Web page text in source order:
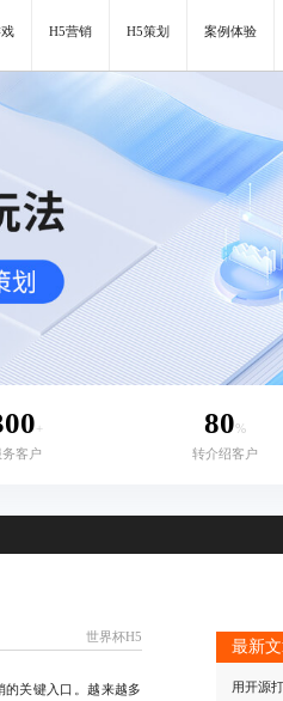
H5营销 H5策划 案例体验
+
务客户
80%
转介绍客户
世界杯H5
关键入口。越来越多
最新
用开源